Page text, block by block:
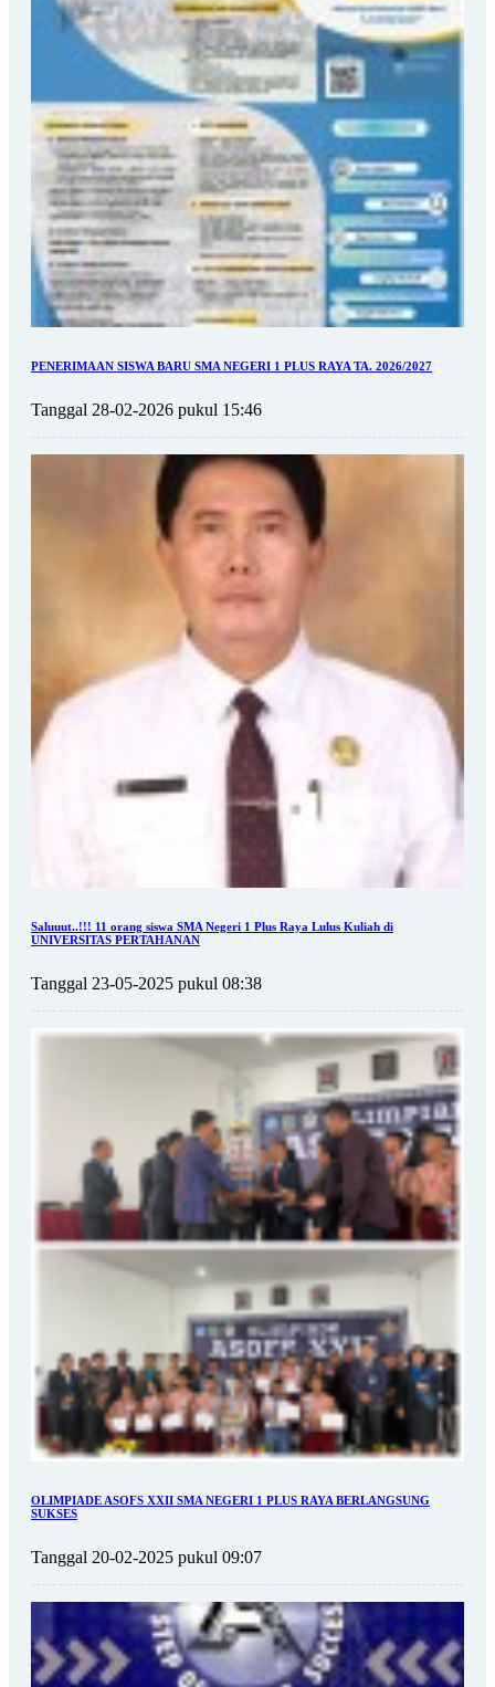
PENERIMAAN SISWA BARU SMA NEGERI 1 PLUS RAYA TA. 2026/2027
Tanggal 28-02-2026 pukul 15:46
Saluuut..!!! 11 orang siswa SMA Negeri 1 Plus Raya Lulus Kuliah di
UNIVERSITAS PERTAHANAN
Tanggal 23-05-2025 pukul 08:38
OLIMPIADE ASOFS XXII SMA NEGERI 1 PLUS RAYA BERLANGSUNG
SUKSES
Tanggal 20-02-2025 pukul 09:07